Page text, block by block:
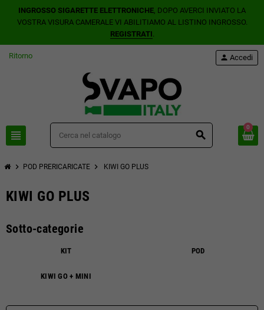
INGROSSO SIGARETTE ELETTRONICHE, DOPO AVERCI INVIATO LA
VOSTRA VISURA CAMERALE VI ABILITIAMO AL LISTINO INGROSSO.
REGISTRATI.
Ritorno
view_headline search
person Accedi
0
chevron_right POD PRERICARICATE chevron_right KIWI GO PLUS
KIWI GO PLUS
Sotto-categorie
KIT POD
KIWI GO + MINI